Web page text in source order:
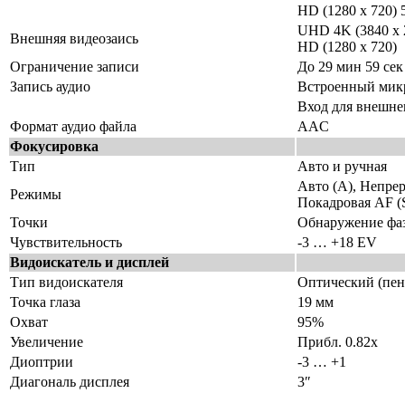
HD (1280 x 720)
Внешняя видеозаись
UHD 4K (3840 x
HD (1280 x 720)
Ограничение записи
До 29 мин 59 сек
Запись аудио
Встроенный
Вход для
Формат аудио файла
AAC
Фокусировка
Тип
Авто и ручная
Режимы
Авто (A),
Покадровая AF
Точки
Обнаружение
Чувствительность
-3 … +18 EV
Видоискатель и дисплей
Тип видоискателя
Оптический
Точка глаза
19 мм
Охват
95%
Увеличение
Прибл. 0.82x
Диоптрии
-3 … +1
Диагональ дисплея
3″